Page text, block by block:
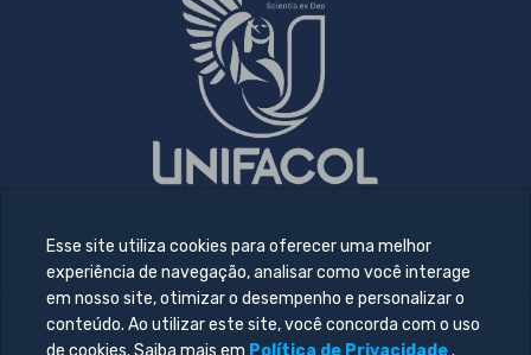
© 2026 Todos direitos reservado. Desenvolvido por
Esse site utiliza cookies para oferecer uma melhor
experiência de navegação, analisar como você interage
em nosso site, otimizar o desempenho e personalizar o
conteúdo. Ao utilizar este site, você concorda com o uso
de cookies. Saiba mais em Política de Privacidade .